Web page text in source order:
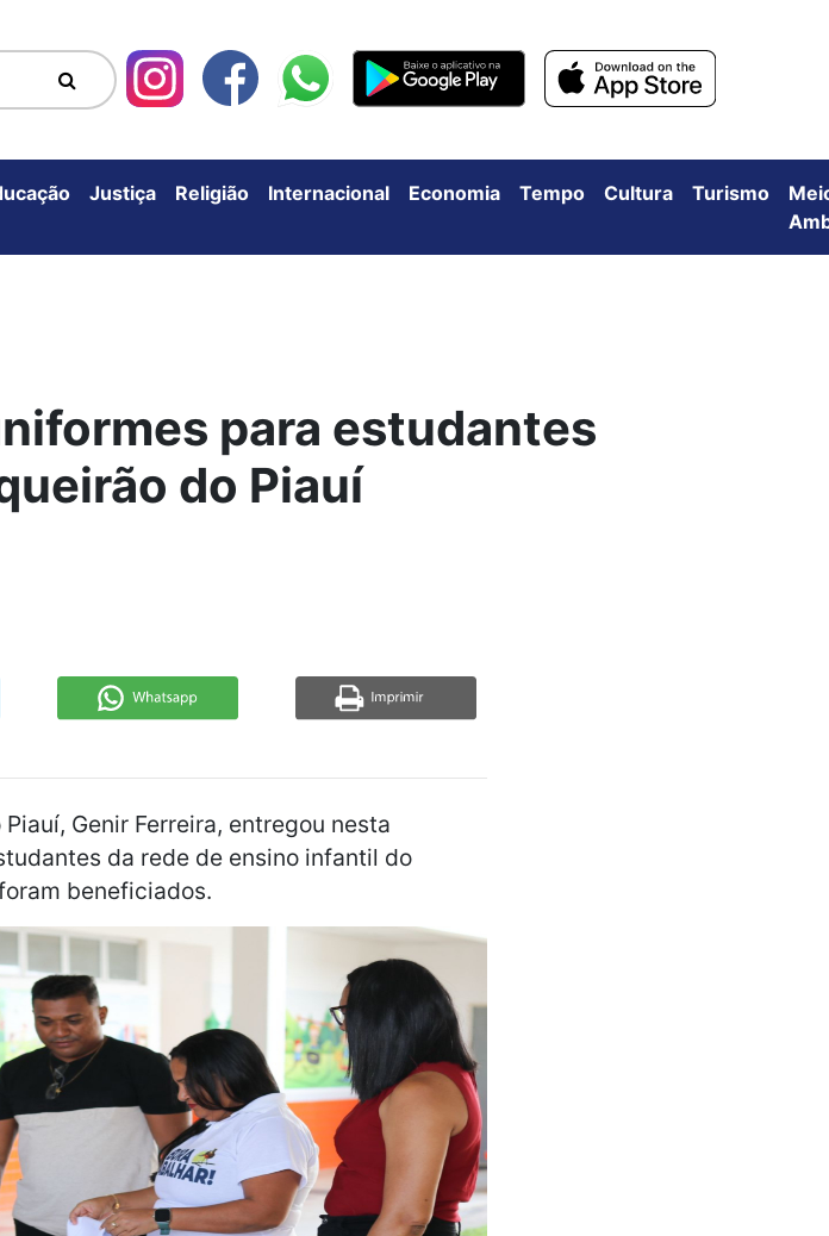
Justiça Religião Internacional Economia Tempo Cultura Turismo
para estudantes
do Piauí
Genir Ferreira, entregou nesta
da rede de ensino infantil do
beneficiados.